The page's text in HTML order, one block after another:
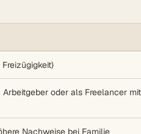
oder als Freelancer mit
Nachweise bei Familie